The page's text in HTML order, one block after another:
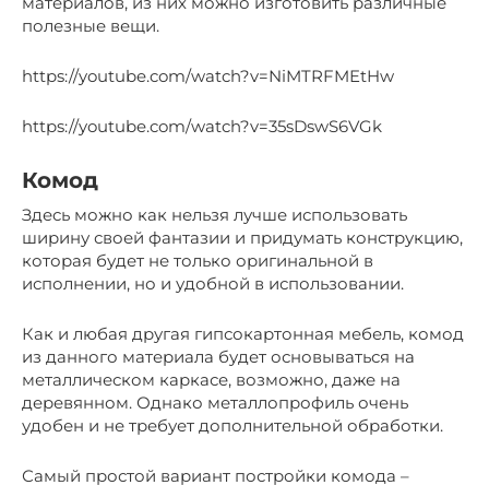
полезные вещи.
https://youtube.com/watch?v=NiMTRFMEtHw
https://youtube.com/watch?v=35sDswS6VGk
Комод
Здесь можно как нельзя лучше использовать
ширину своей фантазии и придумать конструкцию,
которая будет не только оригинальной в
исполнении, но и удобной в использовании.
Как и любая другая гипсокартонная мебель, комод
из данного материала будет основываться на
металлическом каркасе, возможно, даже на
деревянном. Однако металлопрофиль очень
удобен и не требует дополнительной обработки.
Самый простой вариант постройки комода –